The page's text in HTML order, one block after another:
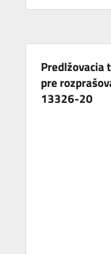
Predlžovacia
pre
13326-20